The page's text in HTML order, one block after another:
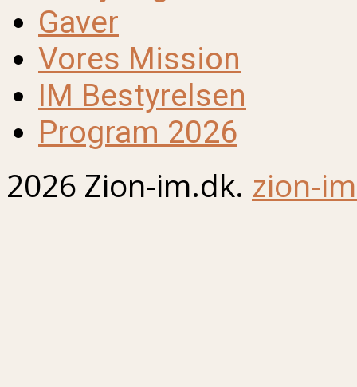
Gaver
Vores Mission
IM Bestyrelsen
Program 2026
2026 Zion-im.dk. zion-